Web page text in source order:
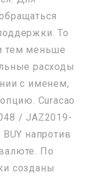
То
тем меньше
расходы
с именем,
Curacao
/ JAZ2019-
напротив
По
созданы